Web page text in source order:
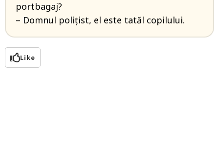
portbagaj?
– Domnul polițist, el este tatăl copilului.
Like